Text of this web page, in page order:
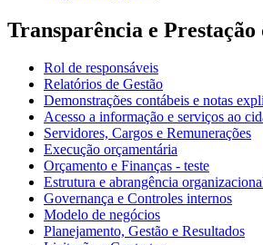
Transparência e Prestação
Rol de responsáveis
Relatórios de Gestão
Demonstrações contábeis e notas
Acesso a informação e serviços ao
Servidores, Cargos e Remunerações
Execução orçamentária
Orçamento e Finanças - teste
Estrutura e abrangência
Governança e Controles internos
Modelo de negócios
Planejamento, Gestão e Resultados